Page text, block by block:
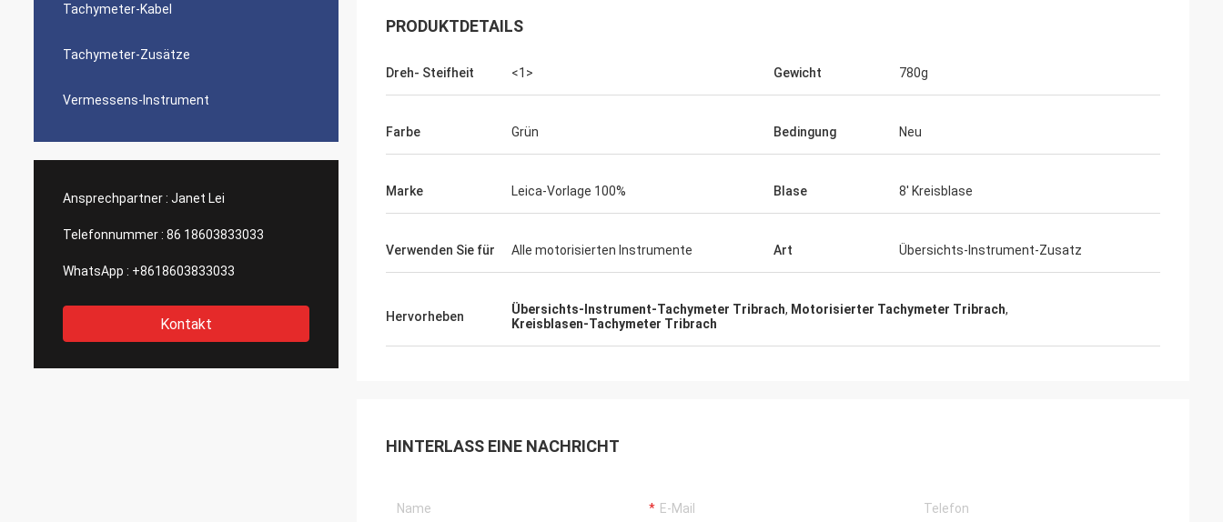
Tachymeter-Kabel
Tachymeter-Zusätze
Vermessens-Instrument
Ansprechpartner : Janet Lei
Telefonnummer : 86 18603833033
WhatsApp : +8618603833033
Kontakt
PRODUKTDETAILS
Dreh- Steifheit <1> Gewicht 780g
Farbe Grün Bedingung Neu
Marke Leica-Vorlage 100% Blase 8' Kreisblase
Verwenden Sie für Alle motorisierten Instrumente Art Übersichts-Instrument-Zusatz
Hervorheben Übersichts-Instrument-Tachymeter Tribrach, Motorisierter Tachymeter Tribrach,
Kreisblasen-Tachymeter Tribrach
HINTERLASS EINE NACHRICHT